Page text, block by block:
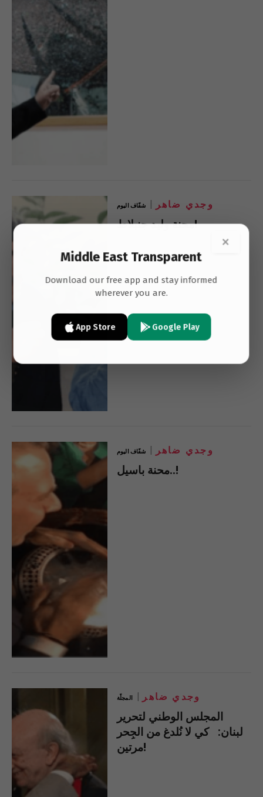
شفّاف اليوم وجدي ضاهر
محنة وليد جنبلاط!
شفّاف اليوم وجدي ضاهر
محنة باسيل..!
المجلّة وجدي ضاهر
المجلس الوطني لتحرير
لبنان: كي لا نُلدغ من الجِحر
مرتين!
×
Middle East Transparent
Download our free app and stay informed
wherever you are.
App Store Google Play